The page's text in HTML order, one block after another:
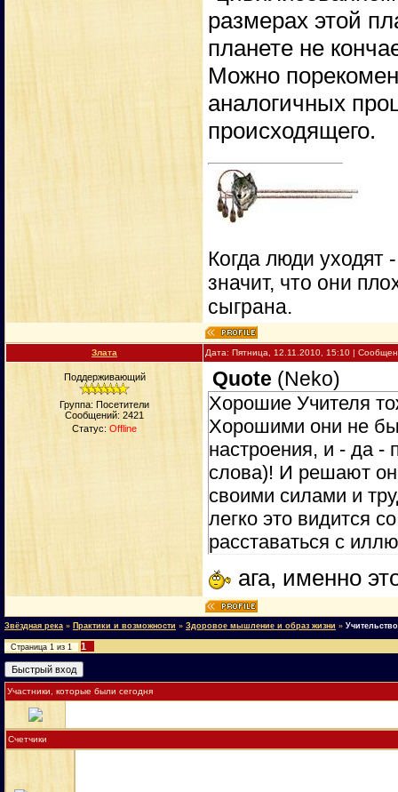
размерах этой
планете не
Можно
аналогичных
происходящего.
Когда люди уходят
значит, что они
сыграна.
Злата Дата: Пятница, 12.11.2010, 15:10 |
Поддерживающий
Группа: Посетители
Сообщений: 2421
Статус: Offline
Quote (Neko)
Хорошие Учителя
Хорошими они не
настроения, и - да -
слова)! И решают
своими силами и
легко это видится
расставаться с
ага, именно
Звёздная река » Практики и возможности » Здоровое мышление и образ жизни »
Страница 1 из 1 1
Участники, которые были сегодня
Счетчики